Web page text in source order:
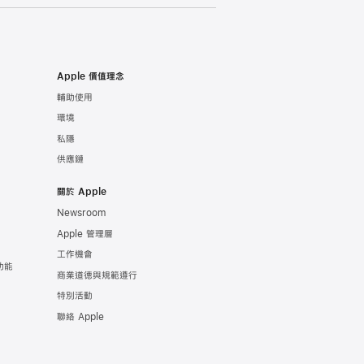
能
Apple 價值理念
輔助使用
環境
私隱
供應鏈
關於 Apple
Newsroom
Apple 管理層
工作機會
商業道德與規範遵行
特別活動
聯絡 Apple